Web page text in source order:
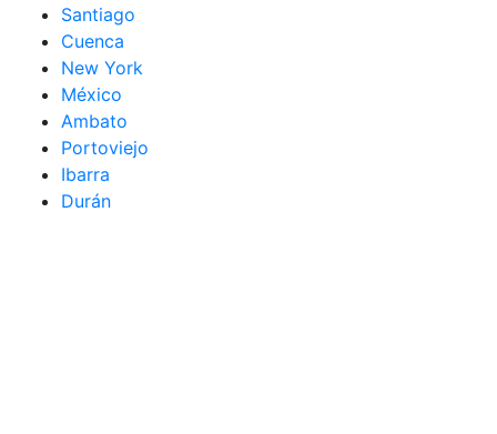
Santiago
Cuenca
New York
México
Ambato
Portoviejo
Ibarra
Durán